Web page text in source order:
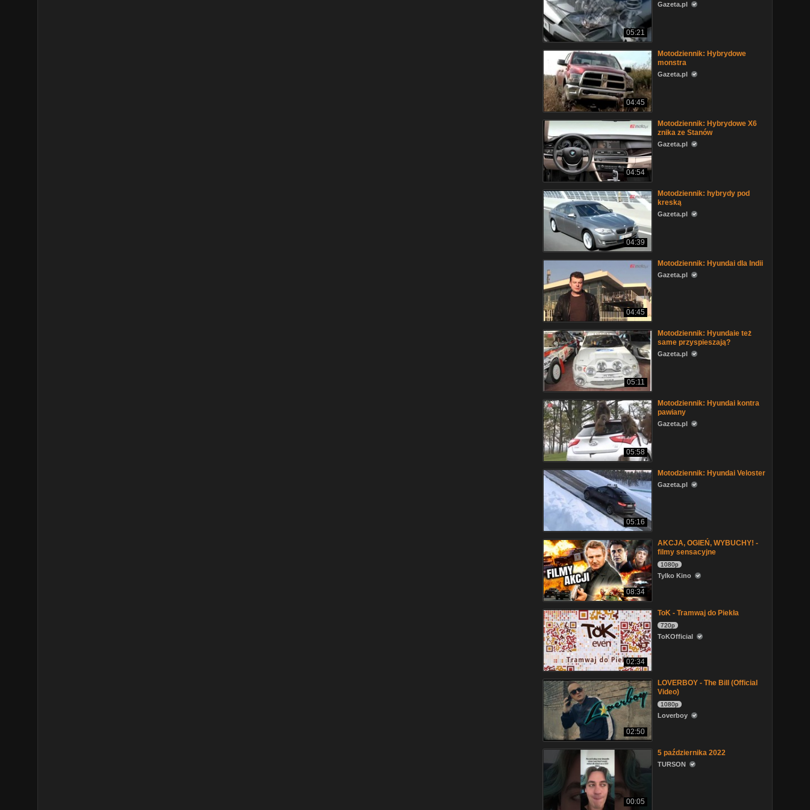
05:21
Gazeta.pl
04:45
Motodziennik: Hybrydowe
monstra
Gazeta.pl
04:54
Motodziennik: Hybrydowe X6
znika ze Stanów
Gazeta.pl
04:39
Motodziennik: hybrydy pod
kreską
Gazeta.pl
04:45
Motodziennik: Hyundai dla Indii
Gazeta.pl
05:11
Motodziennik: Hyundaie też
same przyspieszają?
Gazeta.pl
05:58
Motodziennik: Hyundai kontra
pawiany
Gazeta.pl
05:16
Motodziennik: Hyundai Veloster
Gazeta.pl
08:34
AKCJA, OGIEŃ, WYBUCHY! -
filmy sensacyjne
1080p
Tylko Kino
02:34
ToK - Tramwaj do Piekła
720p
ToKOfficial
02:50
LOVERBOY - The Bill (Official
Video)
1080p
Loverboy
00:05
5 października 2022
TURSON